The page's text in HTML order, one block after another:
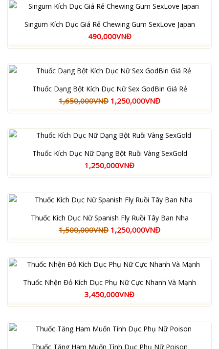
Singum Kích Dục Giá Rẻ Chewing Gum SexLove Japan
490,000VNĐ
Thuốc Dạng Bột Kích Dục Nữ Sex GodBin Giá Rẻ
1,650,000VNĐ 1,250,000VNĐ
Thuốc Kích Dục Nữ Dạng Bột Ruồi Vàng SexGold
1,250,000VNĐ
Thuốc Kích Dục Nữ Spanish Fly Ruồi Tây Ban Nha
1,500,000VNĐ 1,250,000VNĐ
Thuốc Nhện Đỏ Kích Dục Phụ Nữ Cực Nhanh Và Mạnh
3,450,000VNĐ
Thuốc Tăng Ham Muốn Tình Dục Phụ Nữ Poison